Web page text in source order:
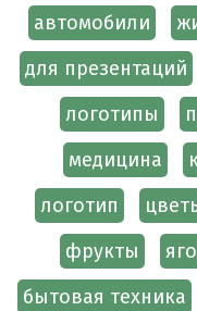
автомобили
для презентаций
логотипы
медицина
логотип
фрукты
бытовая техника